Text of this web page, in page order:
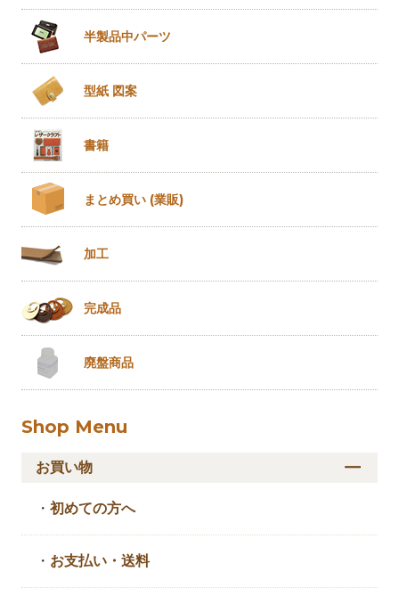
半製品中パーツ
型紙 図案
書籍
まとめ買い (業販)
加工
完成品
廃盤商品
Shop Menu
お買い物
・初めての方へ
・ お支払い・送料